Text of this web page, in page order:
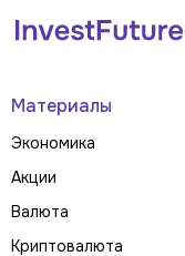
Материалы
Экономика
Акции
Валюта
Криптовалюта